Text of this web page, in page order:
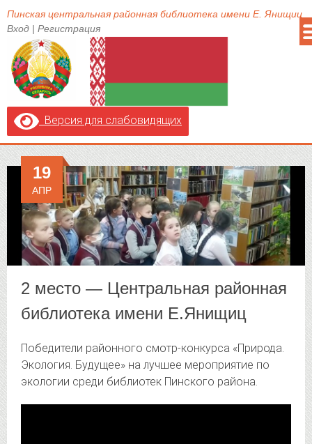
Пинская центральная районная библиотека имени Е. Янищиц
Вход | Регистрация
Версия для слабовидящих
2 место — Центральная районная
библиотека имени Е.Янищиц
19
АПР
Победители районного смотр-конкурса «Природа.
Экология. Будущее» на лучшее мероприятие по
экологии среди библиотек Пинского района.